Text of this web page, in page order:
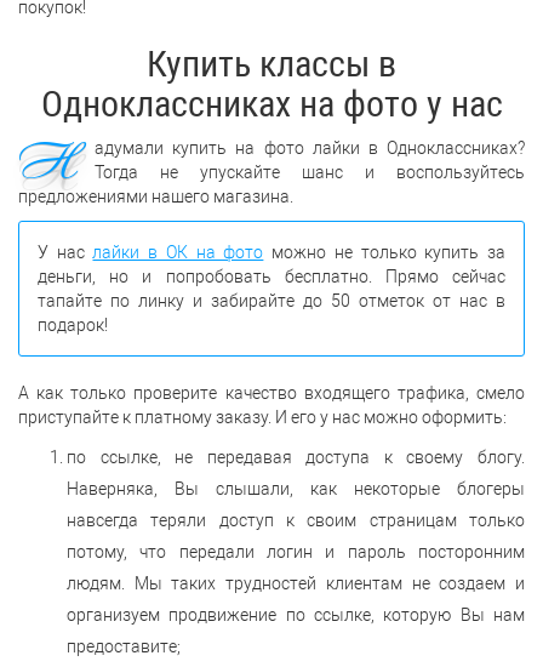
покупок!
Купить классы в
Одноклассниках на фото у нас
Н
адумали купить на фото лайки в Одноклассниках?
Тогда не упускайте шанс и воспользуйтесь
предложениями нашего магазина.
У нас лайки в ОК на фото можно не только купить за
деньги, но и попробовать бесплатно. Прямо сейчас
тапайте по линку и забирайте до 50 отметок от нас в
подарок!
А как только проверите качество входящего трафика, смело
приступайте к платному заказу. И его у нас можно оформить:
по ссылке, не передавая доступа к своему блогу.
Наверняка, Вы слышали, как некоторые блогеры
навсегда теряли доступ к своим страницам только
потому, что передали логин и пароль посторонним
людям. Мы таких трудностей клиентам не создаем и
организуем продвижение по ссылке, которую Вы нам
предоставите;